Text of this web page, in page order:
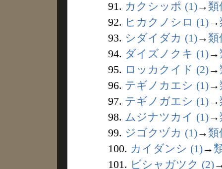
91. カクシッポ (1)→ 類
92. ヒカクノシロ (1)→
93. シダイダカ (1)→ 類
94. ダイズノクキ (1)→
95. ロッカクイド (2)→
96. テギノカエシ (1)→
97. テギノガエシ (1)→
98. ムジナツカイ (1)→
99. ジゴクヅカ (1)→ 類
100. カイダンシ (1)→
101. ビシャガツク (2)